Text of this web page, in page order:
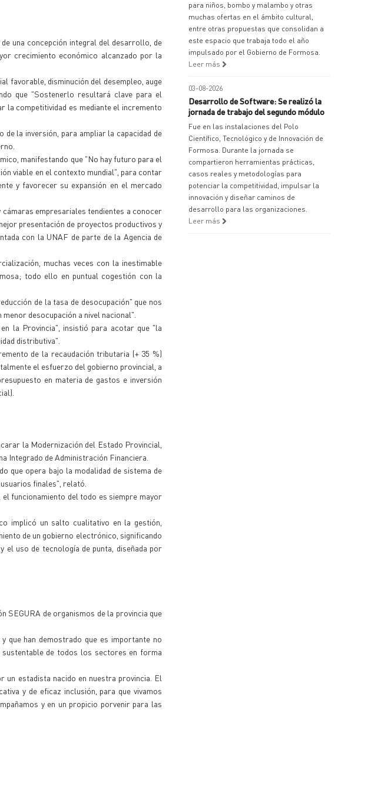
una concepción integral del desarrollo, de
crecimiento económico alcanzado por la
favorable, disminución del desempleo, auge
que "Sostenerlo resultará clave para el
la competitividad es mediante el incremento
la inversión, para ampliar la capacidad de
manifestando que "No hay futuro para el
viable en el contexto mundial", para contar
y favorecer su expansión en el mercado
empresariales tendientes a conocer
presentación de proyectos productivos y
con la UNAF de parte de la Agencia de
muchas veces con la inestimable
todo ello en puntual cogestión con la
de la tasa de desocupación" que nos
desocupación a nivel nacional".
la Provincia", insistió para acotar que "la
distributiva".
de la recaudación tributaria (+ 35 %)
el esfuerzo del gobierno provincial, a
en materia de gastos e inversión
la Modernización del Estado Provincial,
Integrado de Administración Financiera.
que opera bajo la modalidad de sistema de
finales", relató.
funcionamiento del todo es siempre mayor
implicó un salto cualitativo en la gestión,
de un gobierno electrónico, significando
el uso de tecnología de punta, diseñada por
SEGURA de organismos de la provincia que
que han demostrado que es importante no
de todos los sectores en forma
estadista nacido en nuestra provincia. El
y de eficaz inclusión, para que vivamos
y en un propicio porvenir para las
para niños, bombo y malambo y otras
muchas ofertas en el ámbito cultural,
entre otras propuestas que consolidan a
este espacio que trabaja todo el año
impulsado por el Gobierno de Formosa.
Leer más
03-08-2026
Desarrollo de Software: Se realizó la
jornada de trabajo del segundo módulo
Fue en las instalaciones del Polo
Científico, Tecnológico y de Innovación de
Formosa. Durante la jornada se
compartieron herramientas prácticas,
casos reales y metodologías para
potenciar la competitividad, impulsar la
innovación y diseñar caminos de
desarrollo para las organizaciones.
Leer más